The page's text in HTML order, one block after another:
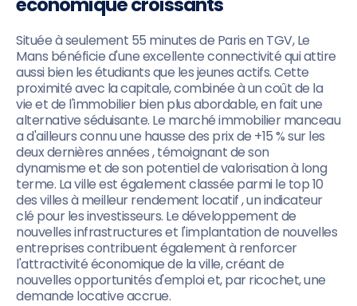
Située à seulement 55 minutes de Paris en TGV, Le
Mans bénéficie d'une excellente connectivité qui attire
aussi bien les étudiants que les jeunes actifs. Cette
proximité avec la capitale, combinée à un coût de la
vie et de l'immobilier bien plus abordable, en fait une
alternative séduisante. Le marché immobilier manceau
a d'ailleurs connu une hausse des prix de +15 % sur les
deux dernières années , témoignant de son
dynamisme et de son potentiel de valorisation à long
terme. La ville est également classée parmi le top 10
des villes à meilleur rendement locatif , un indicateur
clé pour les investisseurs. Le développement de
nouvelles infrastructures et l'implantation de nouvelles
entreprises contribuent également à renforcer
l'attractivité économique de la ville, créant de
nouvelles opportunités d'emploi et, par ricochet, une
demande locative accrue.